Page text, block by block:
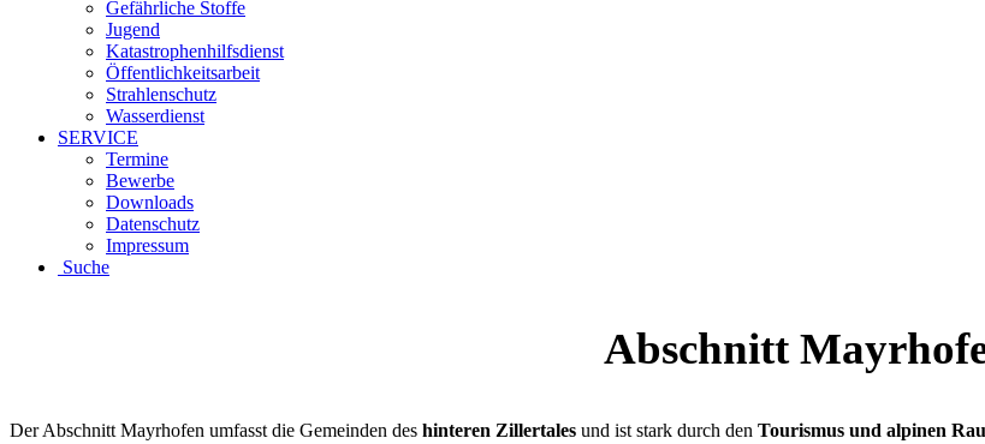
Gefährliche Stoffe
Jugend
Katastrophenhilfsdienst
Öffentlichkeitsarbeit
Strahlenschutz
Wasserdienst
SERVICE
Termine
Bewerbe
Downloads
Datenschutz
Impressum
Suche
Abschnitt
Der Abschnitt Mayrhofen umfasst die Gemeinden des hinteren Zillertales und ist stark durch den Tourismus und alpinen